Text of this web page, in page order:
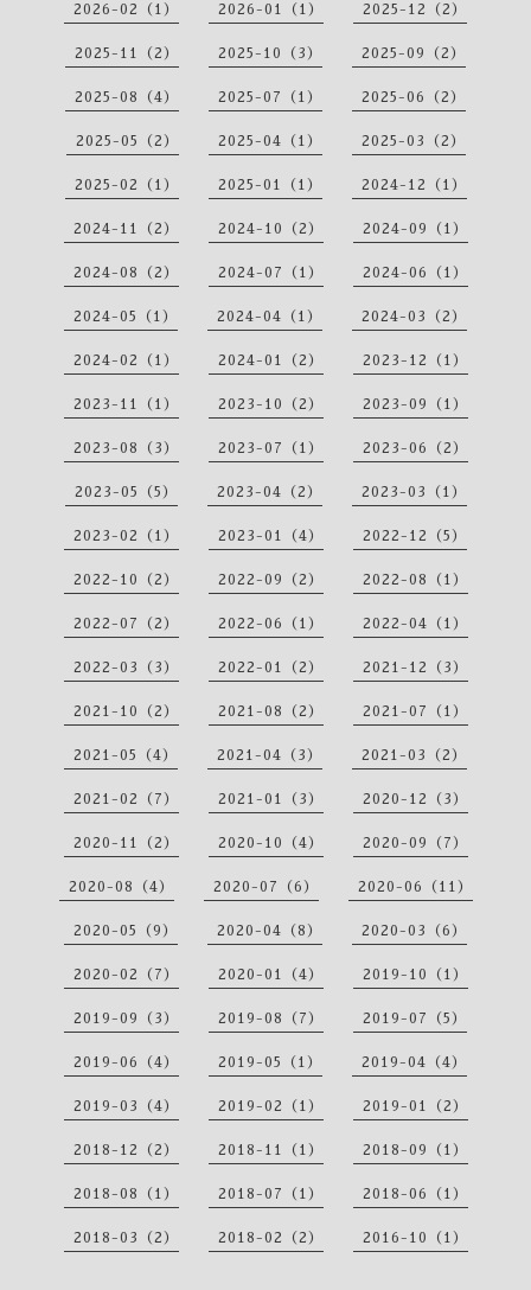
2026-02（1） 2026-01（1） 2025-12（2）
2025-11（2） 2025-10（3） 2025-09（2）
2025-08（4） 2025-07（1） 2025-06（2）
2025-05（2） 2025-04（1） 2025-03（2）
2025-02（1） 2025-01（1） 2024-12（1）
2024-11（2） 2024-10（2） 2024-09（1）
2024-08（2） 2024-07（1） 2024-06（1）
2024-05（1） 2024-04（1） 2024-03（2）
2024-02（1） 2024-01（2） 2023-12（1）
2023-11（1） 2023-10（2） 2023-09（1）
2023-08（3） 2023-07（1） 2023-06（2）
2023-05（5） 2023-04（2） 2023-03（1）
2023-02（1） 2023-01（4） 2022-12（5）
2022-10（2） 2022-09（2） 2022-08（1）
2022-07（2） 2022-06（1） 2022-04（1）
2022-03（3） 2022-01（2） 2021-12（3）
2021-10（2） 2021-08（2） 2021-07（1）
2021-05（4） 2021-04（3） 2021-03（2）
2021-02（7） 2021-01（3） 2020-12（3）
2020-11（2） 2020-10（4） 2020-09（7）
2020-08（4） 2020-07（6） 2020-06（11）
2020-05（9） 2020-04（8） 2020-03（6）
2020-02（7） 2020-01（4） 2019-10（1）
2019-09（3） 2019-08（7） 2019-07（5）
2019-06（4） 2019-05（1） 2019-04（4）
2019-03（4） 2019-02（1） 2019-01（2）
2018-12（2） 2018-11（1） 2018-09（1）
2018-08（1） 2018-07（1） 2018-06（1）
2018-03（2） 2018-02（2） 2016-10（1）